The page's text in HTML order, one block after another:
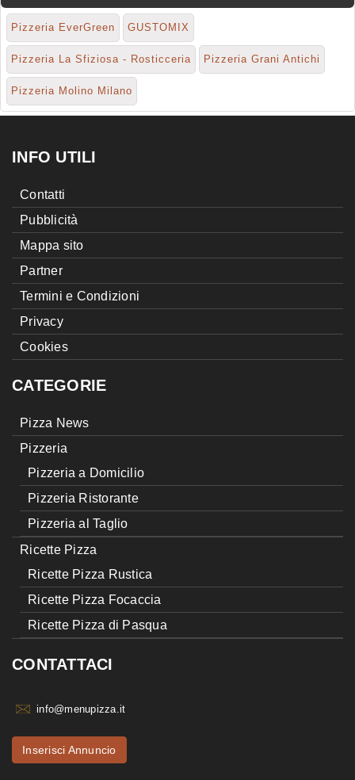
Pizzeria EverGreen GUSTOMIX
Pizzeria La Sfiziosa - Rosticceria Pizzeria Grani Antichi
Pizzeria Molino Milano
INFO UTILI
Contatti
Pubblicità
Mappa sito
Partner
Termini e Condizioni
Privacy
Cookies
CATEGORIE
Pizza News
Pizzeria
Pizzeria a Domicilio
Pizzeria Ristorante
Pizzeria al Taglio
Ricette Pizza
Ricette Pizza Rustica
Ricette Pizza Focaccia
Ricette Pizza di Pasqua
CONTATTACI
info@menupizza.it
Inserisci Annuncio